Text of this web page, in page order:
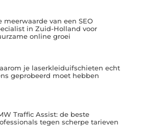
meerwaarde van een SEO
in Zuid-Holland voor
online groei
je laserkleiduifschieten echt
geprobeerd moet hebben
Traffic Assist: de beste
tegen scherpe tarieven